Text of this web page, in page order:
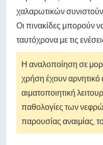
χαλαρωτικών
Οι πινακίδες μπορούν
ταυτόχρονα με τις
Η αναλοποίηση σε
χρήση έχουν αρνητικό
αιματοποιητική
παθολογίες των
παρουσίας αναιμίας,